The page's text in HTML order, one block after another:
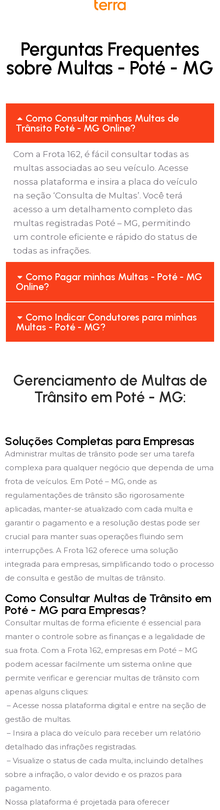
Perguntas Frequentes
sobre Multas - Poté - MG
Como Consultar minhas Multas de
Trânsito Poté - MG Online?
Com a Frota 162, é fácil consultar todas as
multas associadas ao seu veículo. Acesse
nossa plataforma e insira a placa do veículo
na seção ‘Consulta de Multas’. Você terá
acesso a um detalhamento completo das
multas registradas Poté – MG, permitindo
um controle eficiente e rápido do status de
todas as infrações.
Como Pagar minhas Multas - Poté - MG
Online?
Como Indicar Condutores para minhas
Multas - Poté - MG?
Gerenciamento de Multas de
Trânsito em Poté - MG:
Soluções Completas para Empresas
Administrar multas de trânsito pode ser uma tarefa
complexa para qualquer negócio que dependa de uma
frota de veículos. Em Poté – MG, onde as
regulamentações de trânsito são rigorosamente
aplicadas, manter-se atualizado com cada multa e
garantir o pagamento e a resolução destas pode ser
crucial para manter suas operações fluindo sem
interrupções. A Frota 162 oferece uma solução
integrada para empresas, simplificando todo o processo
de consulta e gestão de multas de trânsito.
Como Consultar Multas de Trânsito em
Poté - MG para Empresas?
Consultar multas de forma eficiente é essencial para
manter o controle sobre as finanças e a legalidade de
sua frota. Com a Frota 162, empresas em Poté – MG
podem acessar facilmente um sistema online que
permite verificar e gerenciar multas de trânsito com
apenas alguns cliques:
– Acesse nossa plataforma digital e entre na seção de
gestão de multas.
– Insira a placa do veículo para receber um relatório
detalhado das infrações registradas.
– Visualize o status de cada multa, incluindo detalhes
sobre a infração, o valor devido e os prazos para
pagamento.
Nossa plataforma é projetada para oferecer